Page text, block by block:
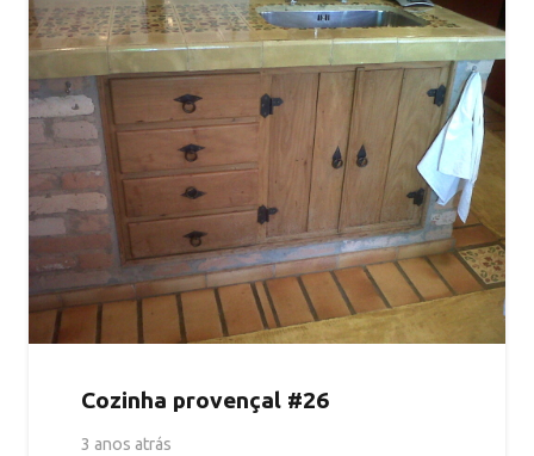
Cozinha provençal #26
3 anos atrás